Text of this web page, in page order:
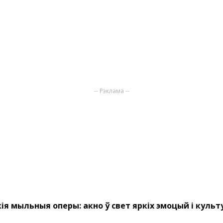
-- Рэклама --
мыльныя оперы: акно ў свет яркіх эмоцый і